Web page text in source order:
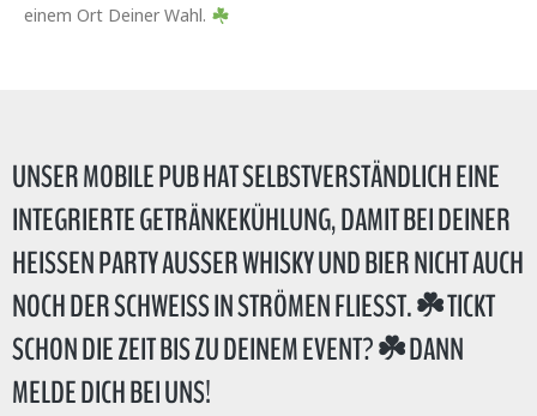
einem Ort Deiner Wahl.
UNSER MOBILE PUB HAT SELBSTVERSTÄNDLICHEINE
INTEGRIERTE GETRÄNKEKÜHLUNG, DAMIT BEI DEINER
HEISSEN PARTY AUSSER WHISKY UND BIER NICHT AUCH NO
CH DER SCHWEISS IN STRÖMEN FLIESST. ☘️ TICKT SCHO
N DIE ZEIT BIS ZU DEINEM EVENT?
☘️ DANN
MELDE DICH BEI UNS!